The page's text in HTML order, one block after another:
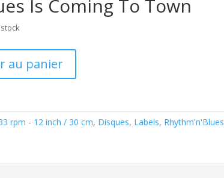
Is Coming To Town
au panier
rpm - 12 inch / 30 cm, Disques, Labels, Rhythm'n'Blues